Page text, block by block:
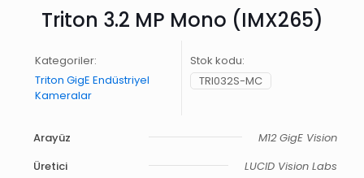
Triton 3.2 MP Mono (IMX265)
Kategoriler:
Triton GigE Endüstriyel
Kameralar
Stok kodu:
TRI032S-MC
Arayüz
M12 GigE Vision
Üretici
LUCID Vision Labs